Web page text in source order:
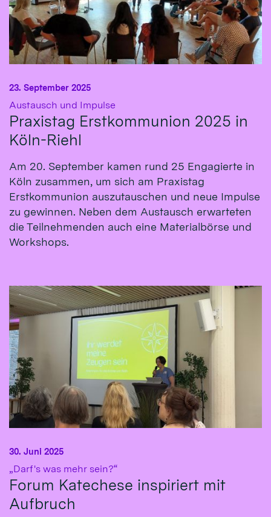
Austausch und Impulse
Praxistag Erstkommunion 2025 in
Köln-Riehl
23. September 2025
Am 20. September kamen rund 25 Engagierte in
Köln zusammen, um sich am Praxistag
Erstkommunion auszutauschen und neue Impulse
zu gewinnen. Neben dem Austausch erwarteten
die Teilnehmenden auch eine Materialbörse und
Workshops.
„Darf's was mehr sein?“
Forum Katechese inspiriert mit
Aufbruch
30. Juni 2025